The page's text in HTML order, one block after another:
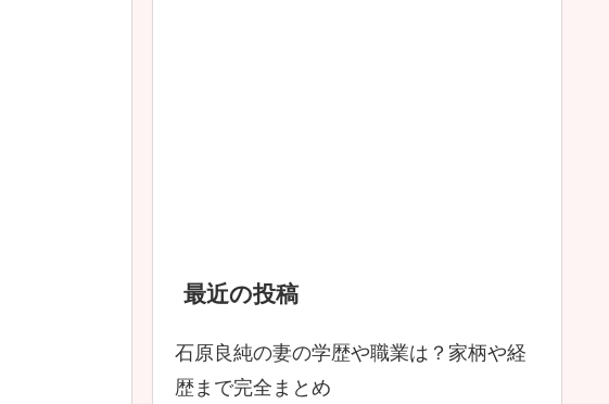
最近の投稿
石原良純の妻の学歴や職業は？家柄や経
歴まで完全まとめ